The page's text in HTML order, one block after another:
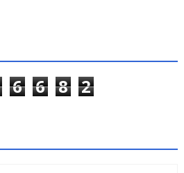
6 6 8 2